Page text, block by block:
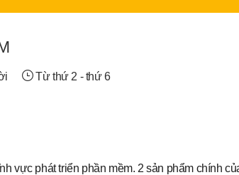
Từ thứ 2 - thứ 6
vực phát triển phần mềm. 2 sản phẩm chính